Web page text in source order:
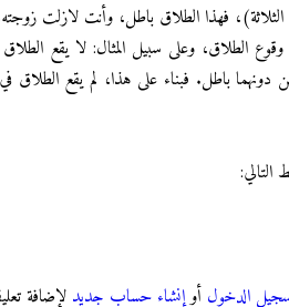
الطلاق، وعلى سبيل المثال: لا يقع
باطل. فبناء على هذا، لم يقع الطلاق
الدخول أوإنشاء حساب جديد لإضافة